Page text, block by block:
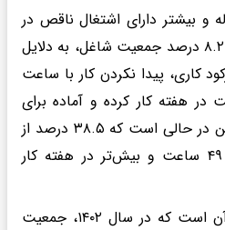
سهم جمعیت ۱۵ ساله و بیشتر دارای اشتغال ناقص در
سال ۱۴۰۲ نشان می‌دهد که ۸.۲ درصد جمعیت شاغل، به دلایل
کاری، پیدا نکردن کار با ساعت
کمتر از ۴۴ ساعت در هفته کار کرده و آماده برای
انجام کار اضافی بوده‌اند. این در حالی است که ۳۸.۵ درصد از
شاغلان ۱۵ ساله و بیشتر، ۴۹ ساعت و بیش‌تر در هفته کار
همچنین این نتایج گویای آن است که در سال ۱۴۰۲، جمعیت